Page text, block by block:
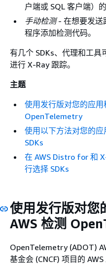
户端或 SQL 客户端）
手动检测- 在想要发送
程序添加检测代码。
有几个 SDKs、代理和工具
进行 X-Ray 跟踪。
主题
使用发行版对您的应用
OpenTelemetry
使用以下方法对您的应
SDKs
在 AWS Distro for 和
行选择 SDKs
使用发行版对您
AWS 检测
OpenTelemetry (ADOT)
基金会 (CNCF) 项目的